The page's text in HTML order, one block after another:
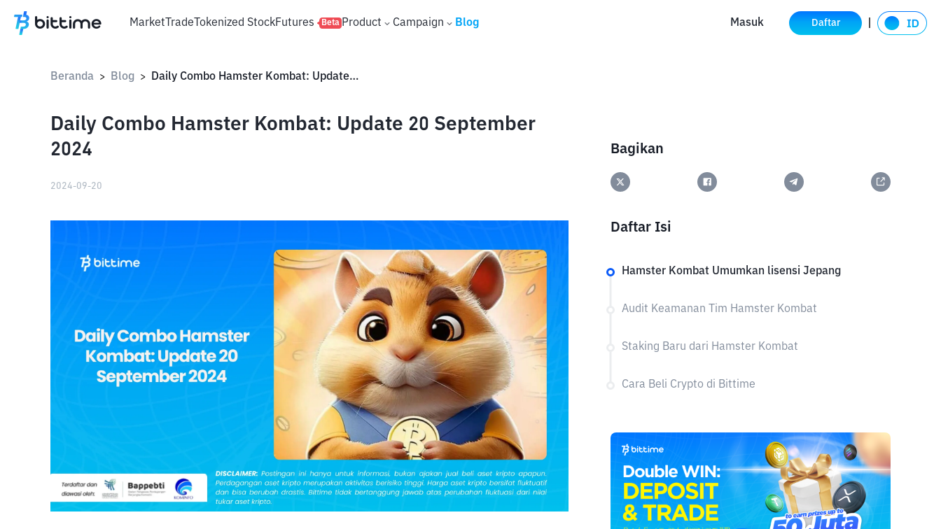
MarketTradeTokenized StockFutures Beta Product Campaign Blog Masuk Daftar
Beranda > Blog > Daily Combo Hamster Kombat: Update 20 September 2024
Daily Combo Hamster Kombat: Update 20 September
2024
2024-09-20
Bagikan
Daftar Isi
Hamster Kombat Umumkan lisensi Jepang
Audit Keamanan Tim Hamster Kombat
Staking Baru dari Hamster Kombat
Cara Beli Crypto di Bittime